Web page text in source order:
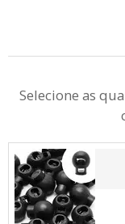
Selecione as